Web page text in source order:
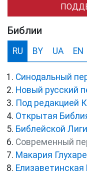
Библии
RU BY UA EN
Синодальный
Новый русский
Под редакцией
Открытая
Библейской Лиги
Cовременный
Макария
Елизаветинская